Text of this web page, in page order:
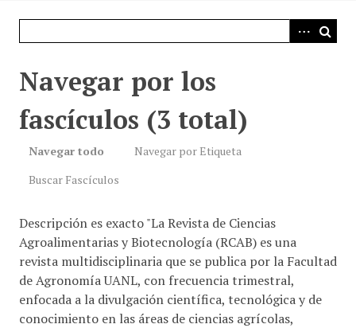
Navegar por los
fascículos (3 total)
Navegar todo
Navegar por Etiqueta
Buscar Fascículos
Descripción es exacto "La Revista de Ciencias
Agroalimentarias y Biotecnología (RCAB) es una
revista multidisciplinaria que se publica por la Facultad
de Agronomía UANL, con frecuencia trimestral,
enfocada a la divulgación científica, tecnológica y de
conocimiento en las áreas de ciencias agrícolas,